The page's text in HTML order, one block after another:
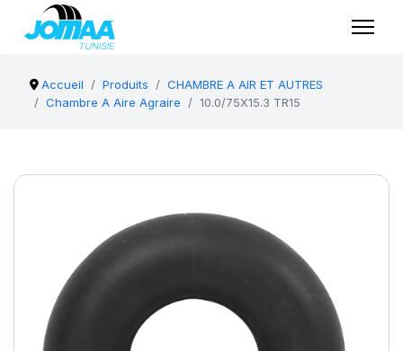
Accueil Produits
CHAMBRE A AIR ET AUTRES
Chambre A Aire Agraire
10.0/75X15.3 TR15